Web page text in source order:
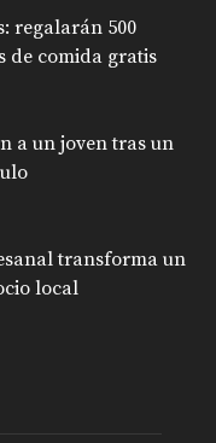
regalarán 500
de comida gratis
a un joven tras un
transforma un
local